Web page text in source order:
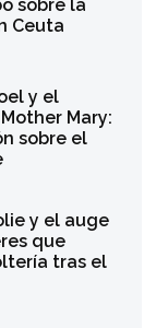
sobre la
Ceuta
y el
Mary:
sobre el
y el auge
que
tras el